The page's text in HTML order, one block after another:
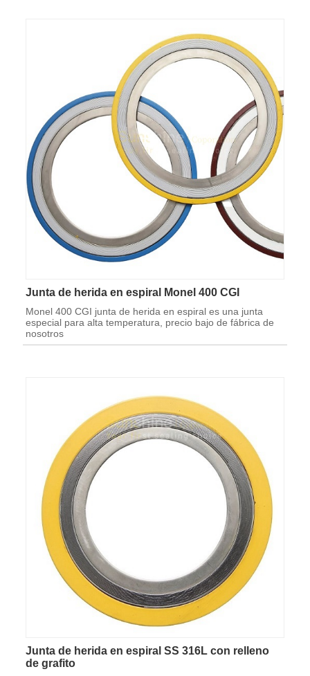
Junta de herida en espiral Monel 400 CGI
Monel 400 CGI junta de herida en espiral es una junta
especial para alta temperatura, precio bajo de fábrica de
nosotros
Junta de herida en espiral SS 316L con relleno
de grafito